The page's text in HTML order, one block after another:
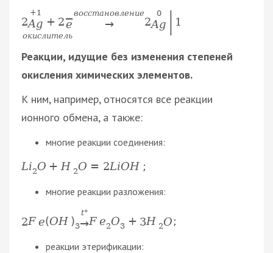
2
+1
Ag + 2−
e
окислитель
восстанов ление
→ 2
0
Ag 1
Реакции, идущие без изменения степеней
окисления химических элементов.
К ним, например, относятся все реакции
ионного обмена, а также:
многие реакции соединения:
Li2O + H 2O = 2LiOH ;
многие реакции разложения:
2Fe(OH )3
t°
→F e2O3 + 3H 2O;
реакции этерификации: